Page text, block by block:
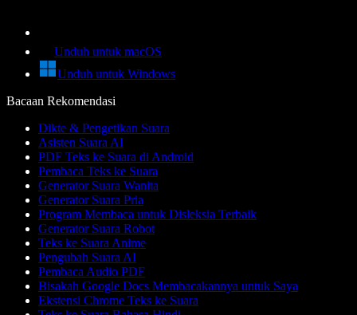
Unduh untuk macOS
Unduh untuk Windows
Bacaan Rekomendasi
Dikte & Pengetikan Suara
Asisten Suara AI
PDF Teks ke Suara di Android
Pembaca Teks ke Suara
Generator Suara Wanita
Generator Suara Pria
Program Membaca untuk Disleksia Terbaik
Generator Suara Robot
Teks ke Suara Anime
Pengubah Suara AI
Pembaca Audio PDF
Bisakah Google Docs Membacakannya untuk Saya
Ekstensi Chrome Teks ke Suara